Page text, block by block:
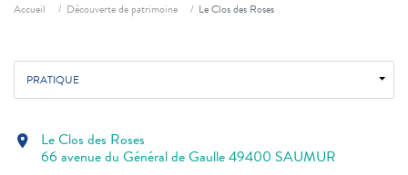
Accueil Découverte de patrimoine Le Clos des Roses
PRATIQUE
location_on Le Clos des Roses
66 avenue du Général de Gaulle 49400 SAUMUR